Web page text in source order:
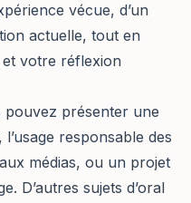
vécue, d’un
actuelle, tout en
votre réflexion
pouvez présenter une
responsable des
médias, ou un projet
D’autres sujets d’oral